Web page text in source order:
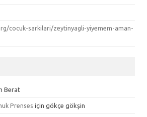
cocuk-sarkilari/zeytinyagli-yiyemem-aman-
Berat
Prenses için gökçe gökşin